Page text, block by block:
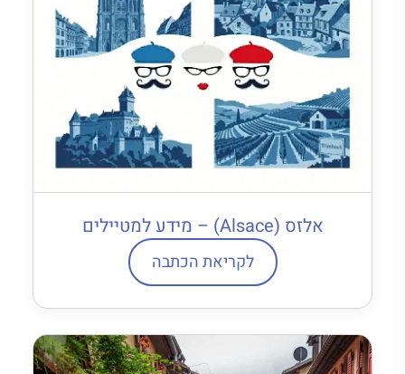
אלזס (Alsace) – מידע למטיילים
לקריאת הכתבה